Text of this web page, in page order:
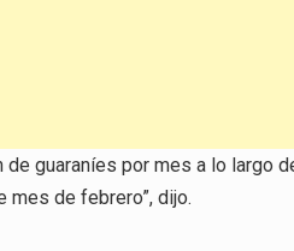
guaraníes por mes a lo largo
de febrero”, dijo.